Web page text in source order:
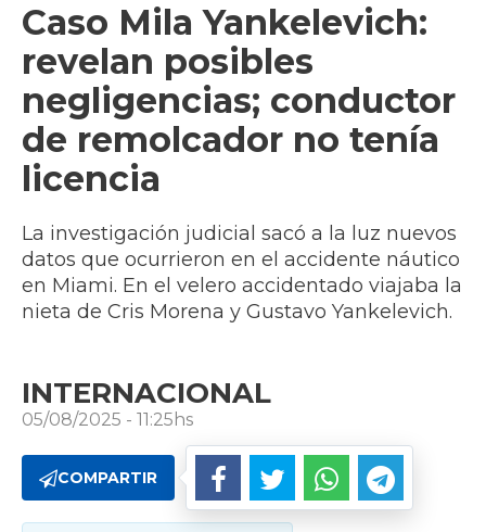
Caso Mila Yankelevich:
revelan posibles
negligencias; conductor
de remolcador no tenía
licencia
La investigación judicial sacó a la luz nuevos
datos que ocurrieron en el accidente náutico
en Miami. En el velero accidentado viajaba la
nieta de Cris Morena y Gustavo Yankelevich.
INTERNACIONAL
05/08/2025 - 11:25hs
COMPARTIR